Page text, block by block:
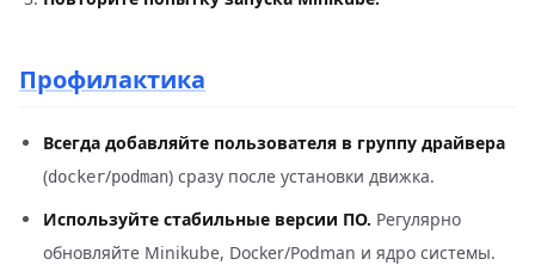
Профилактика
Всегда добавляйте пользователя в группу драйвера
(docker/podman) сразу после установки движка.
Используйте стабильные версии ПО. Регулярно
обновляйте Minikube, Docker/Podman и ядро системы.